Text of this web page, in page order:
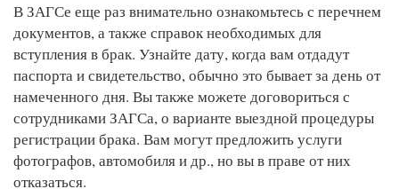
В ЗАГСе еще раз внимательно ознакомьтесь с перечнем
документов, а также справок необходимых для
вступления в брак. Узнайте дату, когда вам отдадут
паспорта и свидетельство, обычно это бывает за день от
намеченного дня. Вы также можете договориться с
сотрудниками ЗАГСа, о варианте выездной процедуры
регистрации брака. Вам могут предложить услуги
фотографов, автомобиля и др., но вы в праве от них
отказаться.